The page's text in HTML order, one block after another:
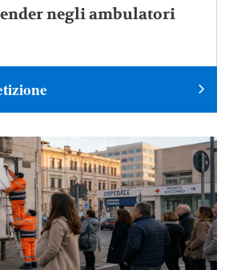
negli ambulatori